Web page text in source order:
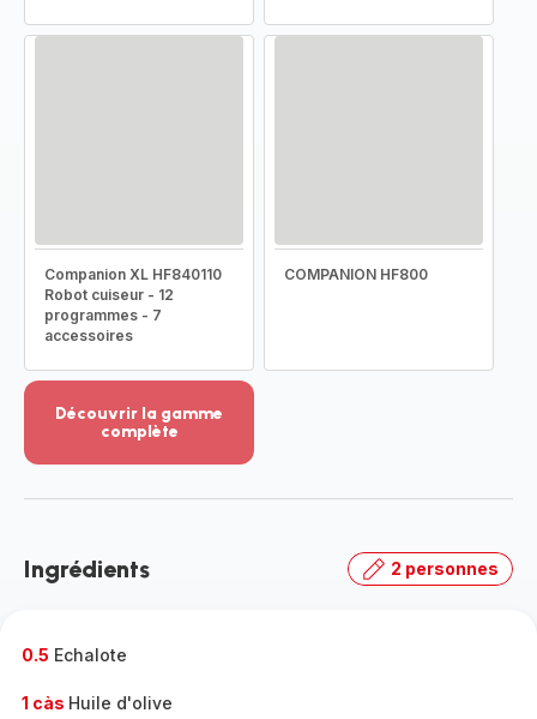
Companion XL HF840110
Robot cuiseur - 12
programmes - 7
accessoires
COMPANION HF800
Découvrir la gamme
complète
-
gamme
Ingrédients 2 personnes
0.5 Echalote
1 càs Huile d'olive